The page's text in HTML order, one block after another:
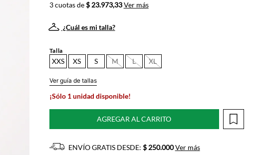
3 cuotas de$ 23.973,33 Ver más
¿Cuál es mi talla?
Talla
XXS XS S M L XL
Ver guía de tallas
¡Sólo 1 unidad disponible!
AGREGAR AL CARRITO
ENVÍO GRATIS DESDE: $ 250.000 Ver más